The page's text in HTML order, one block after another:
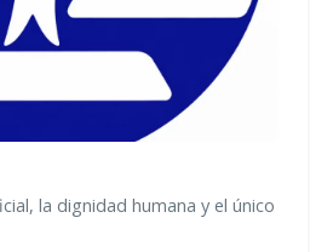
la dignidad humana y el único